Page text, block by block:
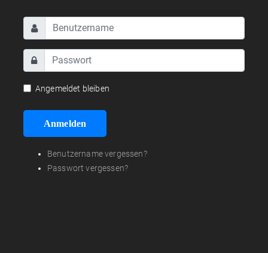
Angemeldet bleiben
Anmelden
Benutzername vergessen?
Passwort vergessen?